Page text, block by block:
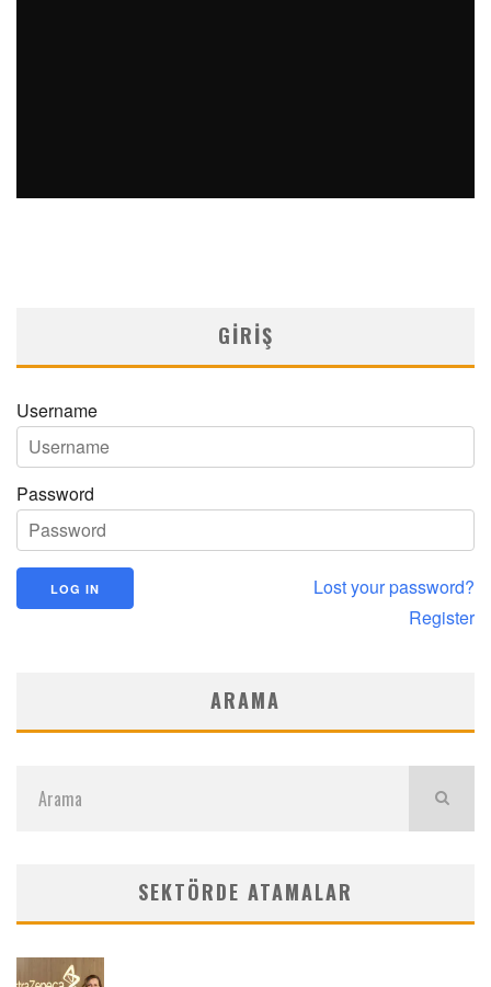
GIRIŞ
Username
Password
Lost your password?
Register
ARAMA
SEKTÖRDE ATAMALAR